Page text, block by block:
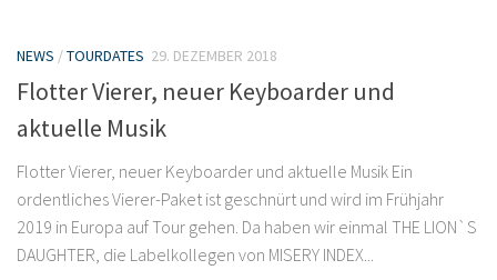
NEWS /TOURDATES 29. DEZEMBER 2018
Flotter Vierer, neuer Keyboarder und
aktuelle Musik
Flotter Vierer, neuer Keyboarder und aktuelle Musik Ein
ordentliches Vierer-Paket ist geschnürt und wird im Frühjahr
2019 in Europa auf Tour gehen. Da haben wir einmal THE LION`S
DAUGHTER, die Labelkollegen von MISERY INDEX...